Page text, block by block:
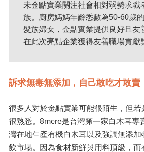
未金點實業關注社會相對弱勢求職
族。廚房媽媽年齡悉數為50-60歲
髮族婦女，金點實業提供良好且友
在此次亮點企業獲得友善職場貢獻
訴求無毒無添加，自己敢吃才敢賣
很多人對於金點實業可能很陌生，但若
很熟悉。8more是台灣第一家白木耳專
灣在地生產有機白木耳以及強調無添加
飲市場。因為食材新鮮與用料頂級，而